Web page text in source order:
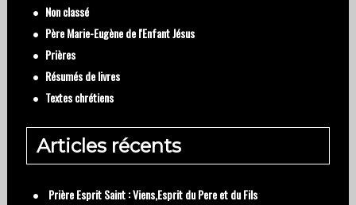
Non classé
Père Marie-Eugène de l'Enfant Jésus
Prières
Résumés de livres
Textes chrétiens
Articles récents
Prière Esprit Saint : Viens,Esprit du Pere et du Fils